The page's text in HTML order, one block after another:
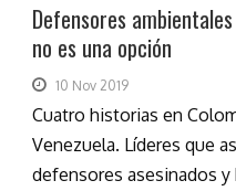
Defensores
no es una opción
10 Nov 2019
Cuatro historias en
Venezuela. Líderes que
defensores asesinados